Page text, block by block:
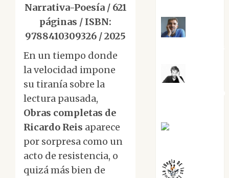
Narrativa-Poesía / 621
páginas / ISBN:
9788410309326 / 2025
En un tiempo donde
la velocidad impone
su tiranía sobre la
lectura pausada,
Obras completas de
Ricardo Reis aparece
por sorpresa como un
acto de resistencia, o
quizá más bien de